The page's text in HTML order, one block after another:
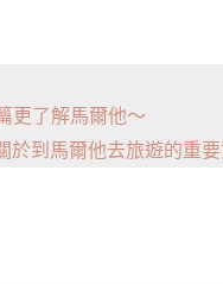
更了解馬爾他～
於到馬爾他去旅遊的重